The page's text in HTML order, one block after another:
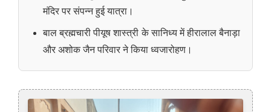
मंदिर पर संपन्न हुई यात्रा।
बाल ब्रह्मचारी पीयूष शास्त्री के सानिध्य में हीरालाल बैनाड़ा
और अशोक जैन परिवार ने किया ध्वजारोहण।